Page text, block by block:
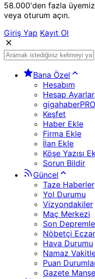
58.000'den fazla
veya oturum açın.
Giriş Yap Kayıt Ol
Bana Özel
Hesabım
Hesap
gigahaberPRO
Keşfet
Haber Ekle
Firma Ekle
İlan Ekle
Köşe Yazısı
Sorun Bildir
Güncel
Taze Haberler
Yol Durumu
Vizyondakiler
Maç Merkezi
Son
Nöbetçi
Hava Durumu
Namaz
Puan
Gazete